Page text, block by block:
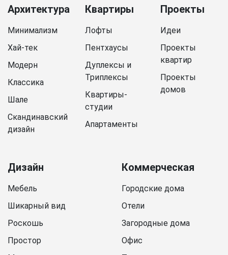
Архитектура
Минимализм
Хай-тек
Модерн
Классика
Шале
Скандинавский
дизайн
Квартиры
Лофты
Пентхаусы
Дуплексы и
Триплексы
Квартиры-
студии
Апартаменты
Проекты
Идеи
Проекты
квартир
Проекты
домов
Дизайн
Мебель
Шикарный вид
Роскошь
Простор
Коммерческая
Городские дома
Отели
Загородные дома
Офис